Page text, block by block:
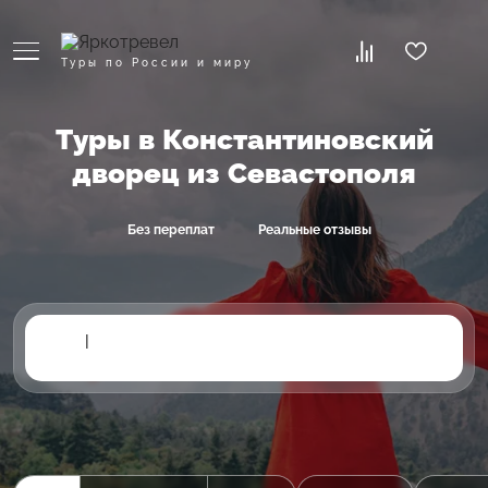
Туры по России и миру
Туры в Константиновский
дворец из Севастополя
Без переплат Реальные отзывы
|